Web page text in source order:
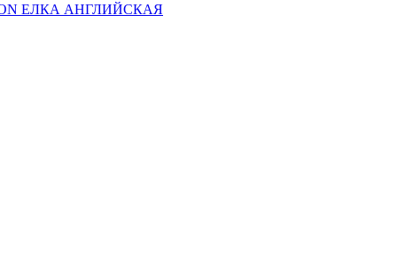
ЕЛКА АНГЛИЙСКАЯ